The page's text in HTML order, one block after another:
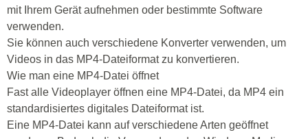
mit Ihrem Gerät aufnehmen oder bestimmte Software
verwenden.
Sie können auch verschiedene Konverter verwenden, um
Videos in das MP4-Dateiformat zu konvertieren.
Wie man eine MP4-Datei öffnet
Fast alle Videoplayer öffnen eine MP4-Datei, da MP4 ein
standardisiertes digitales Dateiformat ist.
Eine MP4-Datei kann auf verschiedene Arten geöffnet